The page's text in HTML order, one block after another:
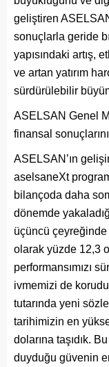
geliştiren
sonuçlarla geride
yapısındaki artış,
ve artan yatırım
sürdürülebilir
ASELSAN Genel
finansal
ASELSAN’ın
aselsaneXt
bilançoda daha
dönemde
üçüncü çeyreğinde
olarak yüzde 12,3
performansımızı
ivmemizi de
tutarında yeni
tarihimizin en
dolarına taşıdık.
duyduğu güvenin